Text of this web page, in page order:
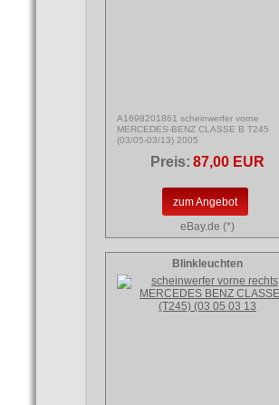
A1698201861 scheinwerfer vorne
MERCEDES-BENZ CLASSE B T245
(03/05-03/13) 2005
Preis: 87,00 EUR
zum Angebot
eBay.de (*)
Blinkleuchten